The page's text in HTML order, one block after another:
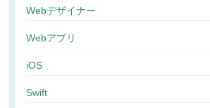
Webデザイナー
Webアプリ
iOS
Swift